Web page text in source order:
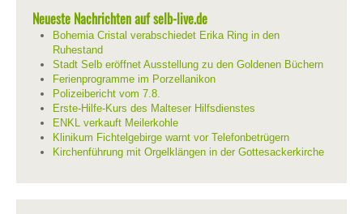
Neueste Nachrichten auf selb-live.de
Bohemia Cristal verabschiedet Erika Ring in den
Ruhestand
Stadt Selb eröffnet Ausstellung zu den Goldenen Büchern
Ferienprogramme im Porzellanikon
Polizeibericht vom 7.8.
Erste-Hilfe-Kurs des Malteser Hilfsdienstes
ENKL verkauft Meilerkohle
Klinikum Fichtelgebirge warnt vor Telefonbetrügern
Kirchenführung mit Orgelklängen in der Gottesackerkirche